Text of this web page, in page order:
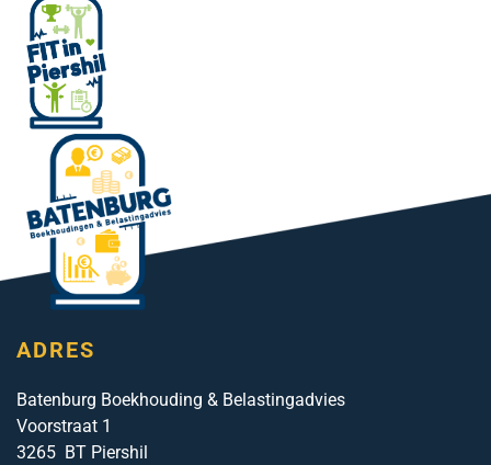
ADRES
Batenburg Boekhouding & Belastingadvies
Voorstraat 1
3265 BT Piershil